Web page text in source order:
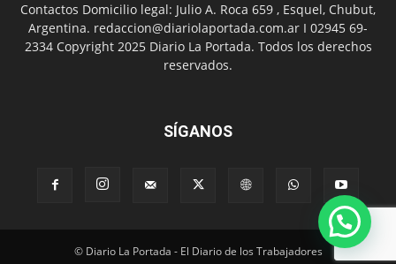
Contactos Domicilio legal: Julio A. Roca 659 , Esquel, Chubut,
Argentina. redaccion@diariolaportada.com.ar I 02945 69-
2334 Copyright 2025 Diario La Portada. Todos los derechos
reservados.
SÍGANOS
© Diario La Portada - El Diario de los Trabajadores